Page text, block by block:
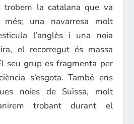
trobem la catalana que va
una navarresa molt
l’anglès i una noia
el recorregut és massa
seu grup es fragmenta per
s’esgota. També ens
noies de Suïssa, molt
trobant durant el